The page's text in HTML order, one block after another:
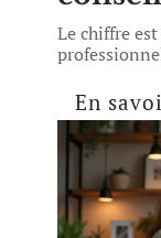
Le chiffre est
En